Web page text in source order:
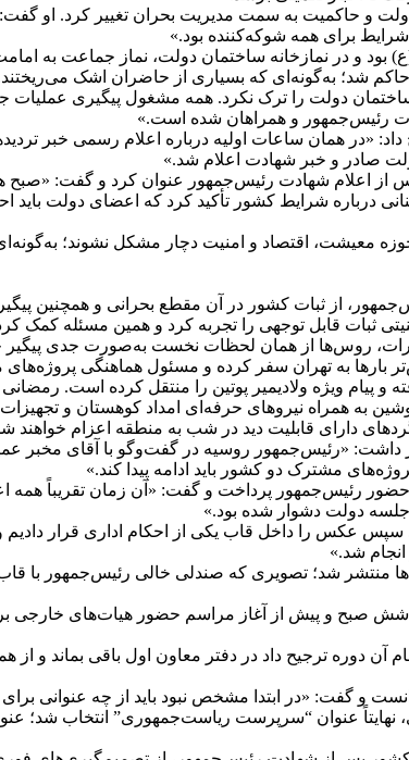
و حاکمیت به سمت مدیریت بحران تغییر کرد. او
برای همه شوکه‌کننده بود.»
و در نمازخانه ساختمان دولت، نماز جماعت به
شد؛ به‌گونه‌ای که بسیاری از حاضران اشک
دولت را ترک نکرد. همه مشغول پیگیری
رئیس‌جمهور و همراهان شده است.»
توضیح داد: «در همان ساعات اولیه درباره اعلام رسمی
صادر و خبر شهادت اعلام شد.»
از اعلام شهادت رئیس‌جمهور عنوان کرد و گفت:
درباره شرایط کشور تأکید کرد که اعضای دولت باید
معیشت، اقتصاد و امنیت دچار مشکل نشوند؛
از ثبات کشور در آن مقطع بحرانی و همچنین
قابل توجهی را تجربه کرد و همین مسئله کمک کرد
روس‌ها از همان لحظات نخست به‌صورت جدی پیگیر
بارها به تهران سفر کرده و مسئول هماهنگی
پیام ویژه ولادیمیر پوتین را منتقل کرده است.
به همراه نیروهای حرفه‌ای امداد کوهستان و تجهیزات
دارای قابلیت دید در شب به منطقه اعزام
«رئیس‌جمهور روسیه در گفت‌وگو با آقای مخبر
مشترک دو کشور باید ادامه پیدا کند.»
بدون حضور رئیس‌جمهور پرداخت و گفت: «آن زمان تقریباً
دولت دشوار شده بود.»
عکس را داخل قاب یکی از احکام اداری قرار
شد.»
شد؛ تصویری که صندلی خالی رئیس‌جمهور با
و پیش از آغاز مراسم حضور هیات‌های خارجی
دوره ترجیح داد در دفتر معاون اول باقی بماند و از
«در ابتدا مشخص نبود باید از چه عنوانی برای
عنوان “سرپرست ریاست‌جمهوری” انتخاب شد؛